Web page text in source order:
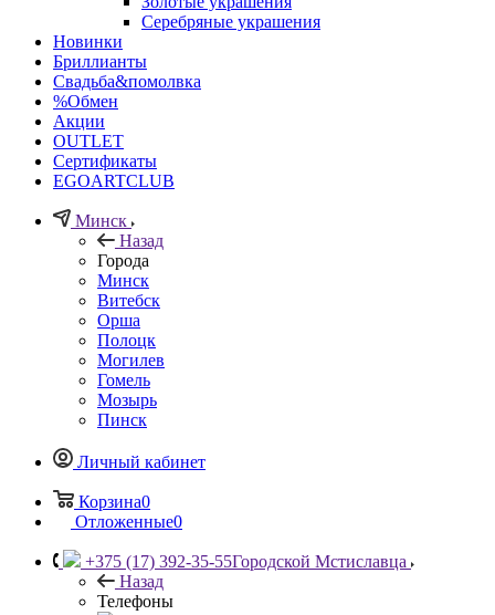
Серебряные украшения
Новинки
Бриллианты
Свадьба&помолвка
%Обмен
Акции
OUTLET
Сертификаты
EGOARTCLUB
Минск
Назад
Города
Минск
Витебск
Орша
Полоцк
Могилев
Гомель
Мозырь
Пинск
Личный кабинет
Корзина0
Отложенные0
+375 (17) 392-35-55Городской Мстиславца
Назад
Телефоны